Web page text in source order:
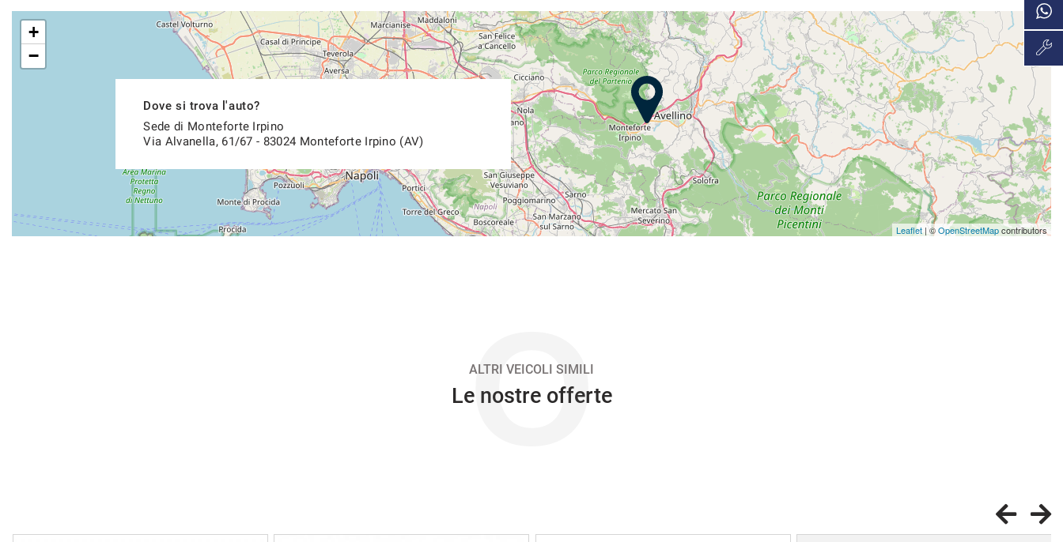
48 Mesi
335€/mese
36 Mesi
VEDI
345€/mese
48 Mesi
VEDI
352€/mese
36 Mesi
VEDI
370€/mese
Dove si trova l'auto?
Sede di Monteforte Irpino
Via Alvanella, 61/67 - 83024 Monteforte Irpino (AV)
+
−
Leaflet | ©OpenStreetMapcontributors
O
ALTRI VEICOLI SIMILI
Le nostre offerte